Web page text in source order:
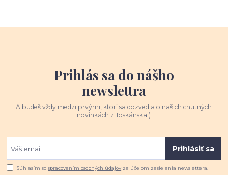
Prihlás sa do nášho
newslettra
A budeš vždy medzi prvými, ktorí sa dozvedia o našich chutných
novinkách z Toskánska:)
Prihlásiť sa
Súhlasím sospracovaním osobných údajov za účelom zasielania newslettera.